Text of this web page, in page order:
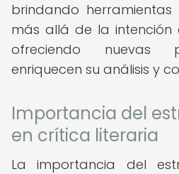
brindando
más allá de la intención
ofreciendo nuevas
enriquecen su análisis y
Importancia del
en crítica literaria
La importancia del